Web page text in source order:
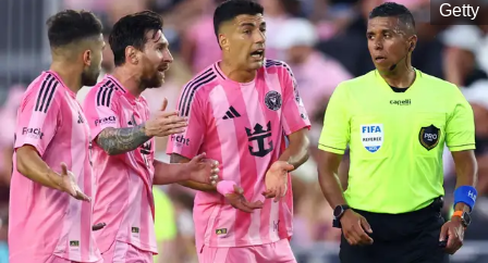
Getty